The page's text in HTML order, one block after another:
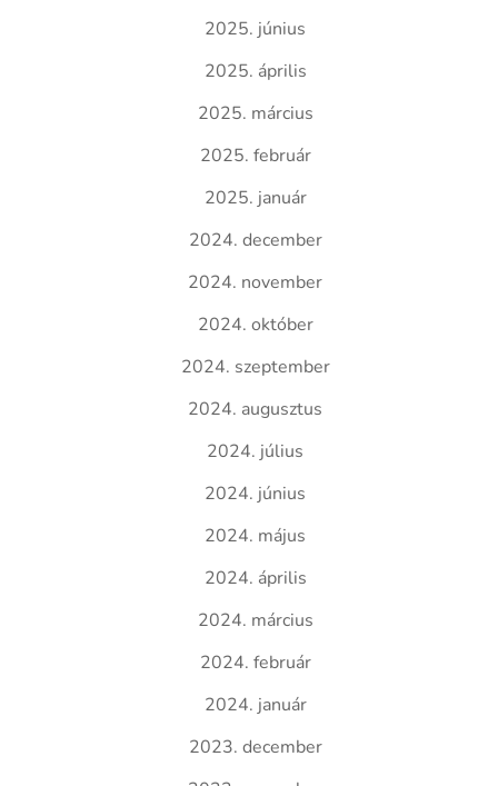
2025. június
2025. április
2025. március
2025. február
2025. január
2024. december
2024. november
2024. október
2024. szeptember
2024. augusztus
2024. július
2024. június
2024. május
2024. április
2024. március
2024. február
2024. január
2023. december